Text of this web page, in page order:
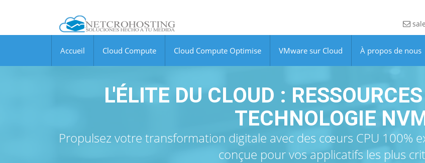
Accueil Cloud Compute Cloud Compute Optimise VMware sur Cloud À propos de nous
L'ÉLITE DU CLOUD :
TECHNOLOGIE
Propulsez votre transformation digitale avec des cœurs CPU 100%
conçue pour vos applicatifs les plus